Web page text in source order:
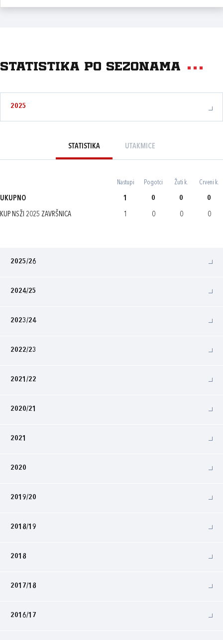
Statistika po sezonama
2025
STATISTIKA UTAKMICE
Nastupi Pogotci Žuti k. Crveni k.
UKUPNO 1 0 0 0
KUP NSŽI 2025 ZAVRŠNICA 1 0 0 0
2025/26
2024/25
2023/24
2022/23
2021/22
2020/21
2021
2020
2019/20
2018/19
2018
2017/18
2016/17